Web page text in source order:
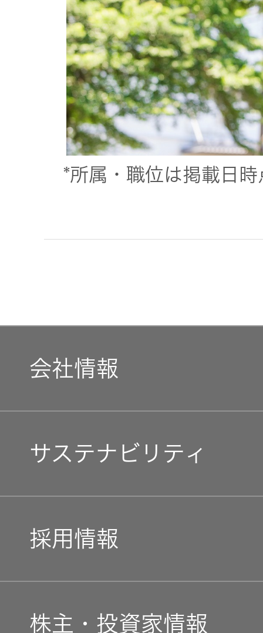
*所属・職位は掲載日
会社情報
私たちのブランド
事業概要
サステナビリティ
ガバナンス(G)
採用情報
株主・投資家情報